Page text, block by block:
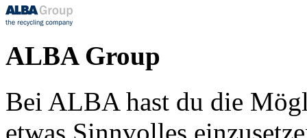
ALBA Group
Bei ALBA hast du die
etwas Sinnvolles